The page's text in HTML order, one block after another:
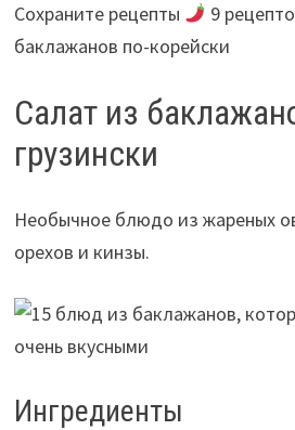
Сохраните рецепты
9
баклажанов по-корейски
Салат из
грузински
Необычное блюдо из жареных
орехов и кинзы.
Ингредиенты